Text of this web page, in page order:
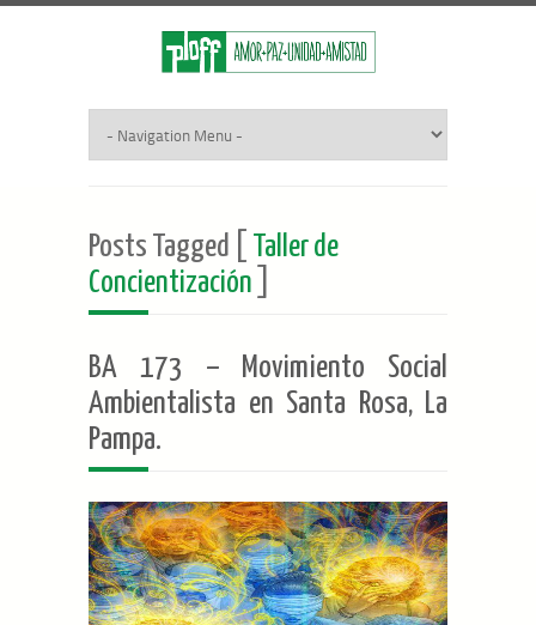
Posts Tagged [ Taller de
Concientización
BA 173 – Movimiento Social
Ambientalista en Santa Rosa, La
Pampa.